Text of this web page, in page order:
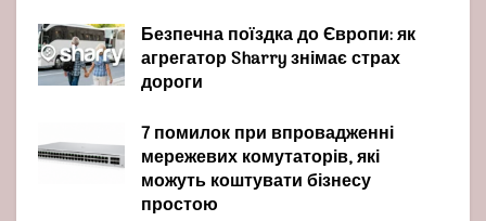
Безпечна поїздка до Європи: як
агрегатор Sharry знімає страх
дороги
7 помилок при впровадженні
мережевих комутаторів, які
можуть коштувати бізнесу
простою